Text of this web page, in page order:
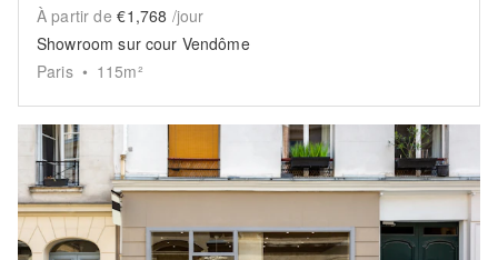
À partir de €1,768 /jour
Showroom sur cour Vendôme
Paris • 115m²